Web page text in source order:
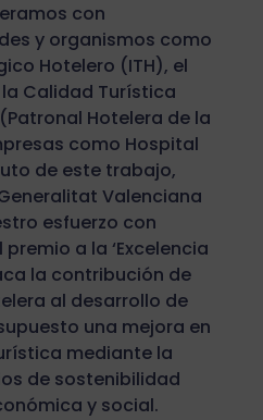
con
y organismos como
Hotelero (ITH), el
Calidad Turística
Hotelera de la
como Hospital
de este trabajo,
Valenciana
esfuerzo con
a la ‘Excelencia
la contribución de
al desarrollo de
una mejora en
mediante la
de sostenibilidad
y social.